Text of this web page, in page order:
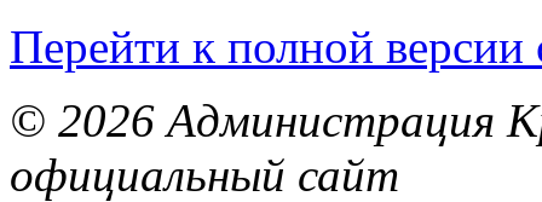
Перейти к полной версии
© 2026 Администрация
официальный сайт